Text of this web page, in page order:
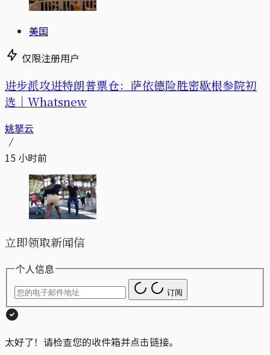
美国
仅限注册用户
进步派攻进特朗普票仓：萨依德险胜密歇根参院初
选｜Whatsnew
姚拏云
15 小时前
立即领取新闻信
个人信息
订阅
太好了！请检查您的收件箱并点击链接。